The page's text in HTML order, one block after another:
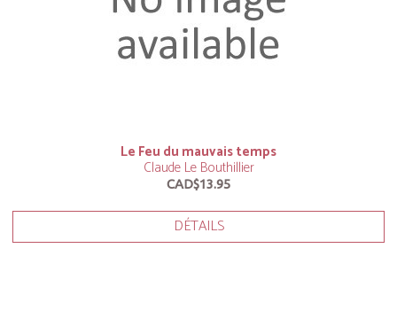
Le Feu du mauvais temps
Claude Le Bouthillier
CAD$13.95
DÉTAILS